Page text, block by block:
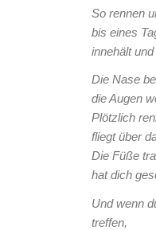
So rennen
bis eines
innehält
Die Nase
die Augen
Plötzlich
fliegt über
Die Füße
hat dich
Und wenn
treffen,